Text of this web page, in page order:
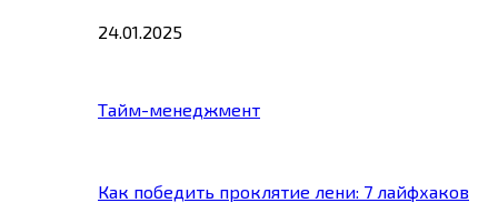
24.01.2025
Тайм-менеджмент
Как победить проклятие лени: 7 лайфхаков